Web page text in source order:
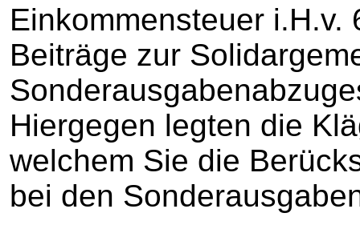
Einkommensteuer
Beiträge zur
Hiergegen legten die
welchem Sie die
bei den